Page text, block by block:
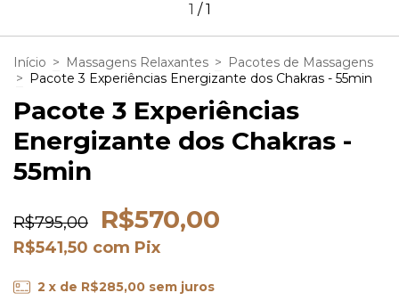
1 /1
Início > Massagens Relaxantes > Pacotes de Massagens
> Pacote 3 Experiências Energizante dos Chakras - 55min
Pacote 3 Experiências
Energizante dos Chakras -
55min
R$795,00 R$570,00
R$541,50 com Pix
2 x de R$285,00 sem juros